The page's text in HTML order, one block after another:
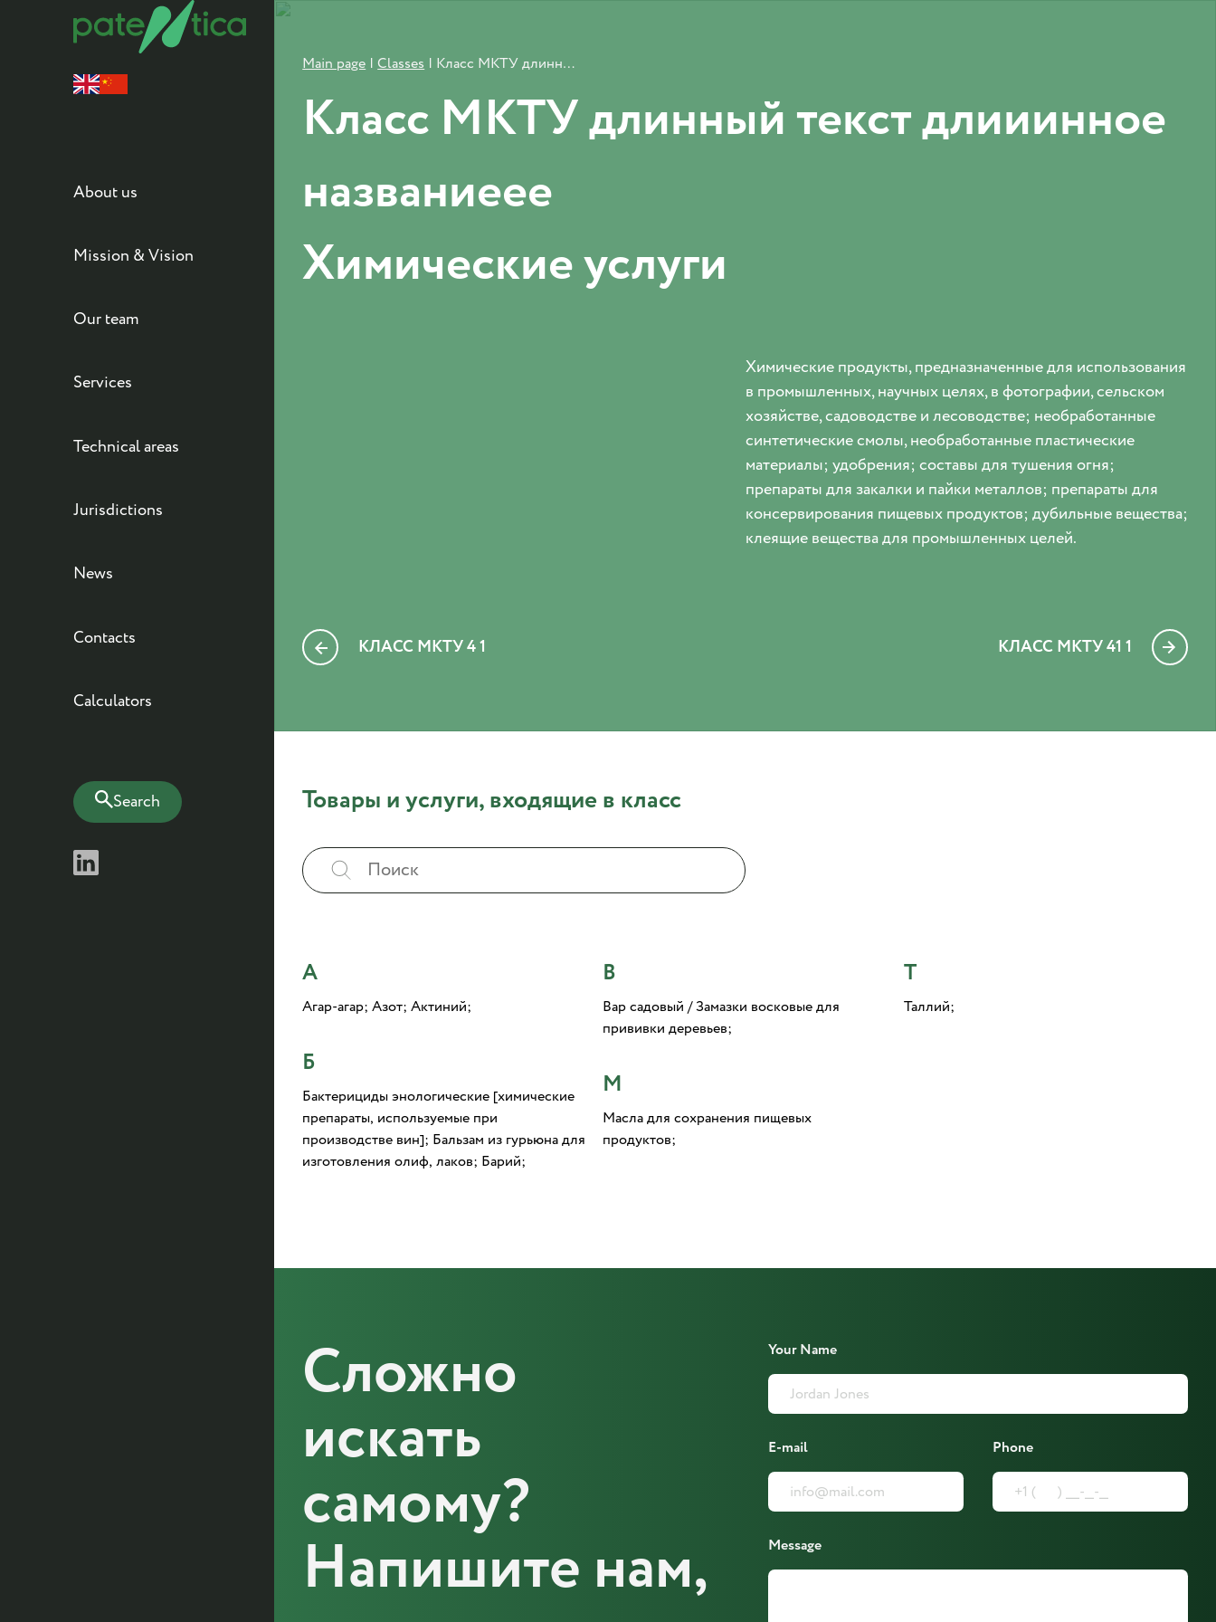
About us
Mission & Vision
Our team
Services
Technical areas
Jurisdictions
News
Contacts
Calculators
Search
Main page | Classes | Класс МКТУ длинный текст длииинное названиеее
Класс МКТУ длинный текст длииинное
названиеее
Химические услуги
Химические продукты, предназначенные для использования
в промышленных, научных целях, в фотографии, сельском
хозяйстве, садоводстве и лесоводстве; необработанные
синтетические смолы, необработанные пластические
материалы; удобрения; составы для тушения огня;
препараты для закалки и пайки металлов; препараты для
консервирования пищевых продуктов; дубильные вещества;
клеящие вещества для промышленных целей.
КЛАСС МКТУ 4 1 КЛАСС МКТУ 41 1
Товары и услуги, входящие в класс
А
Агар-агар; Азот; Актиний;
Б
Бактерициды энологические [химические
препараты, используемые при
производстве вин]; Бальзам из гурьюна для
изготовления олиф, лаков; Барий;
В
Вар садовый / Замазки восковые для
прививки деревьев;
М
Масла для сохранения пищевых
продуктов;
Т
Таллий;
Сложно
искать
самому?
Напишите нам,
Your Name
E-mail Phone
Message